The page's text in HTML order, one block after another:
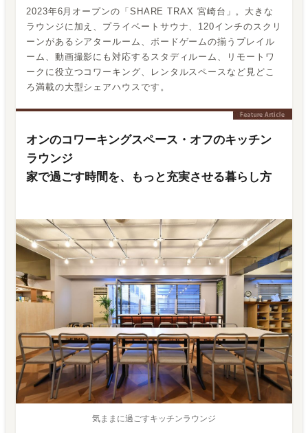
概要 画像一覧
空室状況 運営者
フカボリ記事 Q&A
2023年6月オープンの「SHARE TRAX 宮崎台」。大きな
ラウンジに加え、プライベートサウナ、120インチのスクリ
ーンがあるシアタールーム、ボードゲームの揃うプレイル
ーム、動画撮影にも対応するスタディルーム、リモートワ
ークに役立つコワーキング、レンタルスペースなど見どこ
ろ満載の大型シェアハウスです。
オンのコワーキングスペース・オフのキッチン
ラウンジ
家で過ごす時間を、もっと充実させる暮らし方
気ままに過ごすキッチンラウンジ